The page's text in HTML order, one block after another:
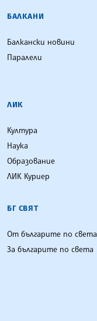
БАЛКАНИ
Балкански новини
Паралели
ЛИК
Култура
Наука
Образование
ЛИК Куриер
БГ СВЯТ
От българите по света
За българите по света